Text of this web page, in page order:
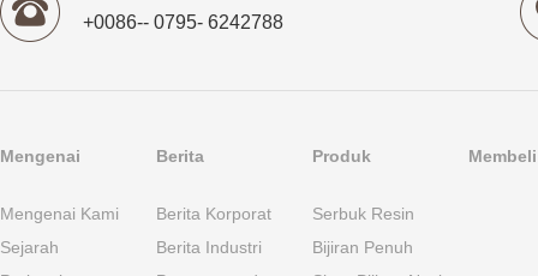
+0086-- 0795- 6242788
Mengenai
Mengenai Kami
Sejarah
Berita
Berita Korporat
Berita Industri
Produk
Serbuk Resin
Bijiran Penuh